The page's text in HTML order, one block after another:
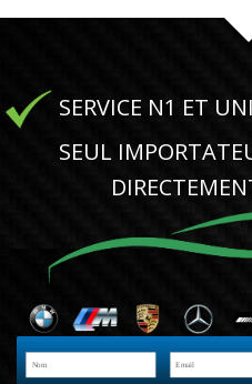
SERVICE N1 ET
SEUL